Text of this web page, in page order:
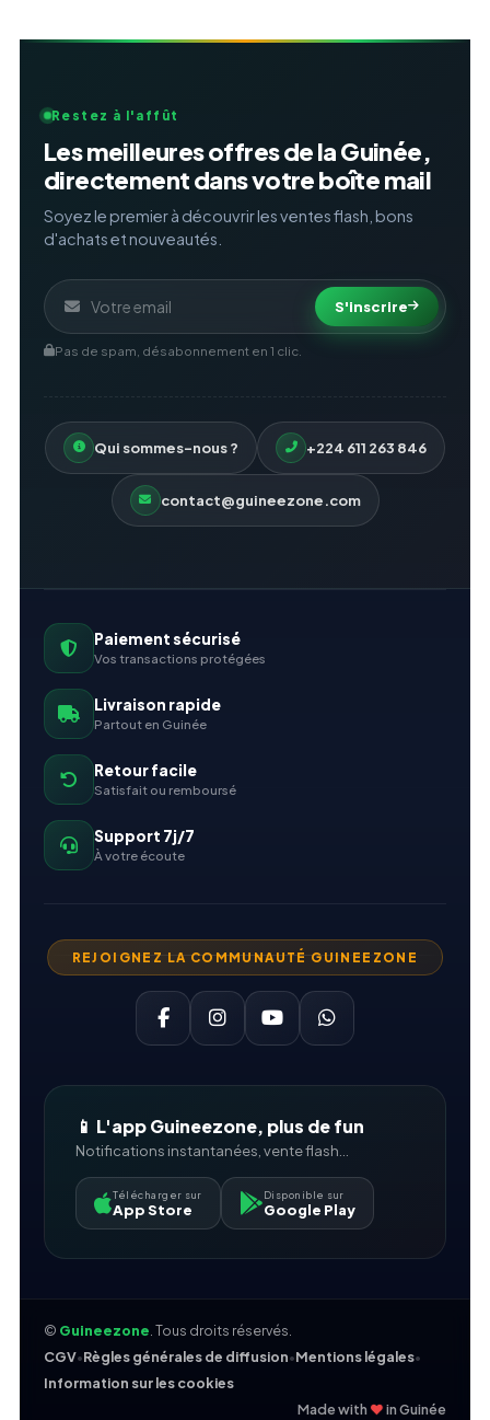
Restez à l'affût
Les meilleures offres de la Guinée,
directement dans votre boîte mail
Soyez le premier à découvrir les ventes flash, bons
d'achats et nouveautés.
S'inscrire
Pas de spam, désabonnement en 1 clic.
Qui sommes-nous ? +224 611 263 846
contact@guineezone.com
Paiement sécurisé
Vos transactions protégées
Livraison rapide
Partout en Guinée
Retour facile
Satisfait ou remboursé
Support 7j/7
À votre écoute
REJOIGNEZ LA COMMUNAUTÉ GUINEEZONE
📱 L'app Guineezone, plus de fun
Notifications instantanées, vente flash...
Télécharger sur
App Store
Disponible sur
Google Play
© Guineezone . Tous droits réservés.
CGV•Règles générales de diffusion•Mentions légales•
Information sur les cookies
Made with ❤in Guinée